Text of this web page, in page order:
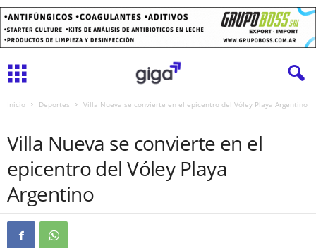
Inicio Deportes Villa Nueva se convierte en el epicentro del Vóley Playa Argentino
Villa Nueva se convierte en el
epicentro del Vóley Playa
Argentino